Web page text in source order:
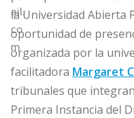
e
b
o
o
k
l e
dI
n
s
A
p
p
la Universidad Abierta
oportunidad de
organizada por la
facilitadora Margaret
tribunales que
Primera Instancia del